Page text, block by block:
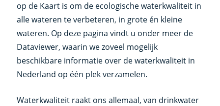
op de Kaart is om de ecologische waterkwaliteit in
alle wateren te verbeteren, in grote én kleine
wateren. Op deze pagina vindt u onder meer de
Dataviewer, waarin we zoveel mogelijk
beschikbare informatie over de waterkwaliteit in
Nederland op één plek verzamelen.
Waterkwaliteit raakt ons allemaal, van drinkwater